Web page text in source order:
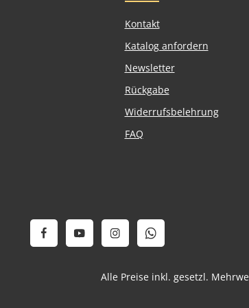
Kontakt
Katalog anfordern
Newsletter
Rückgabe
Widerrufsbelehrung
FAQ
Alle Preise inkl. gesetzl.